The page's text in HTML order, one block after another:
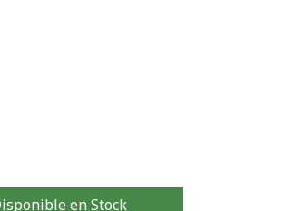
en Stock